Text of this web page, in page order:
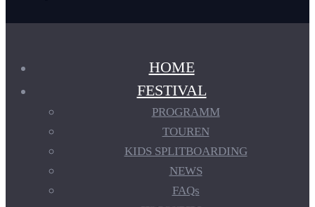
HOME
FESTIVAL
PROGRAMM
TOUREN
KIDS SPLITBOARDING
NEWS
FAQs